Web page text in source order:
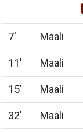
7' Maali
11' Maali
15' Maali
32' Maali